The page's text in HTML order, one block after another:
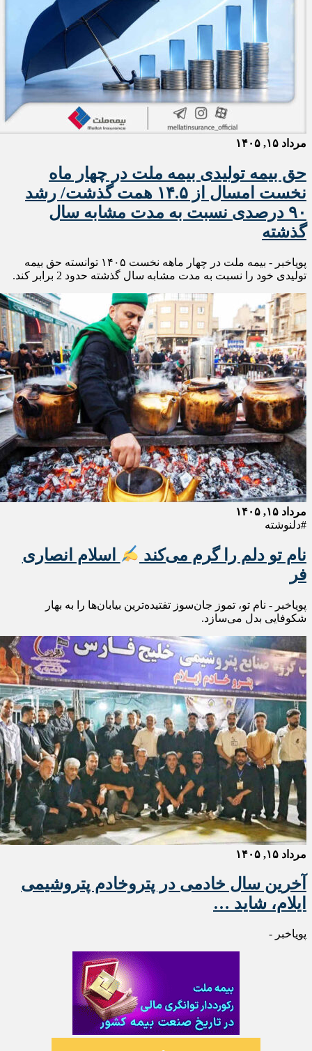
مرداد ۱۵, ۱۴۰۵
حق بیمه تولیدی بیمه ملت در چهار ماه
نخست امسال از ۱۴.۵ همت گذشت/ رشد
۹۰ درصدی نسبت به مدت مشابه سال
گذشته
پویاخبر - بیمه ملت در چهار ماهه نخست ۱۴٠۵ توانسته حق بیمه
تولیدی خود را نسبت به مدت مشابه سال گذشته حدود 2 برابر کند.
مرداد ۱۵, ۱۴۰۵
#دلنوشته
نام تو دلم را گرم می‌کند
اسلام انصاری
فر
پویاخبر - نام تو، تموز جان‌سوز تفتیده‌ترین بیابان‌ها را به بهار
شکوفایی بدل می‌سازد.
مرداد ۱۵, ۱۴۰۵
آخرین سال خادمی در پتروخادم پتروشیمی
ایلام، شاید …
پویاخبر -